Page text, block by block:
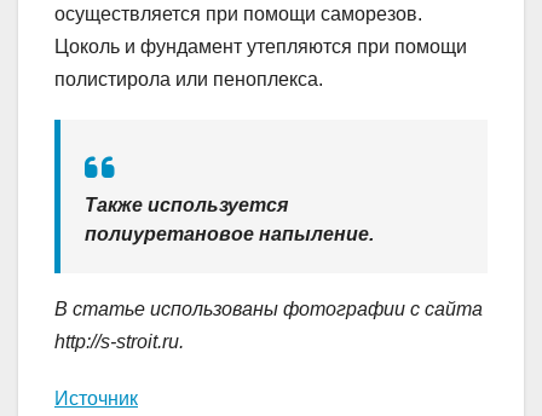
осуществляется при помощи саморезов.
Цоколь и фундамент утепляются при помощи
полистирола или пеноплекса.
Также используется
полиуретановое напыление.
В статье использованы фотографии с сайта
http://s-stroit.ru.
Источник